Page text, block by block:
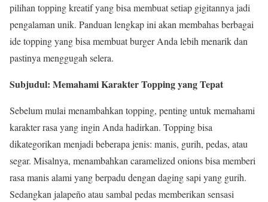
pilihan topping kreatif yang bisa membuat setiap gigitannya jadi
pengalaman unik. Panduan lengkap ini akan membahas berbagai
ide topping yang bisa membuat burger Anda lebih menarik dan
pastinya menggugah selera.
Subjudul: Memahami Karakter Topping yang Tepat
Sebelum mulai menambahkan topping, penting untuk memahami
karakter rasa yang ingin Anda hadirkan. Topping bisa
dikategorikan menjadi beberapa jenis: manis, gurih, pedas, atau
segar. Misalnya, menambahkan caramelized onions bisa memberi
rasa manis alami yang berpadu dengan daging sapi yang gurih.
Sedangkan jalapeño atau sambal pedas memberikan sensasi